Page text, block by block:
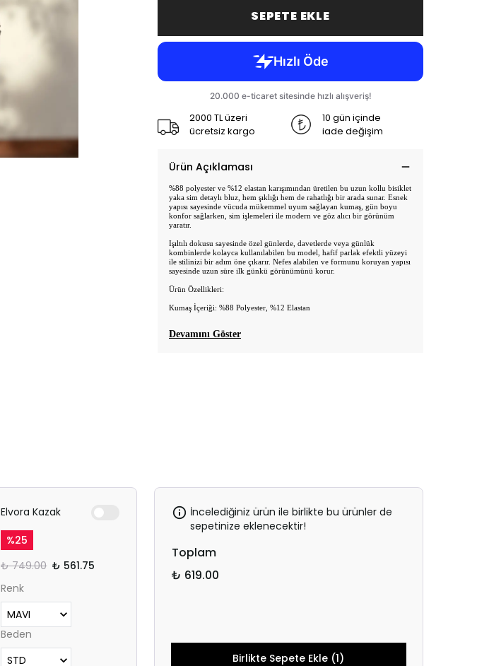
SEPETE EKLE
2000 TL üzeri
ücretsiz kargo
10 gün içinde
iade değişim
Ürün Açıklaması
%88 polyester ve %12 elastan karışımından üretilen bu uzun kollu bisiklet
yaka sim detaylı bluz, hem şıklığı hem de rahatlığı bir arada sunar. Esnek
yapısı sayesinde vücuda mükemmel uyum sağlayan kumaş, gün boyu
konfor sağlarken, sim işlemeleri ile modern ve göz alıcı bir görünüm
yaratır.
Işıltılı dokusu sayesinde özel günlerde, davetlerde veya günlük
kombinlerde kolayca kullanılabilen bu model, hafif parlak efektli yüzeyi
ile stilinizi bir adım öne çıkarır. Nefes alabilen ve formunu koruyan yapısı
sayesinde uzun süre ilk günkü görünümünü korur.
Ürün Özellikleri:
Kumaş İçeriği: %88 Polyester, %12 Elastan
Devamını Göster
Elvora Kazak
%25
₺ 749.00 ₺ 561.75
Renk
Beden
İncelediğiniz ürün ile birlikte bu ürünler de
sepetinize eklenecektir!
Toplam
₺ 619.00
Birlikte Sepete Ekle (1)